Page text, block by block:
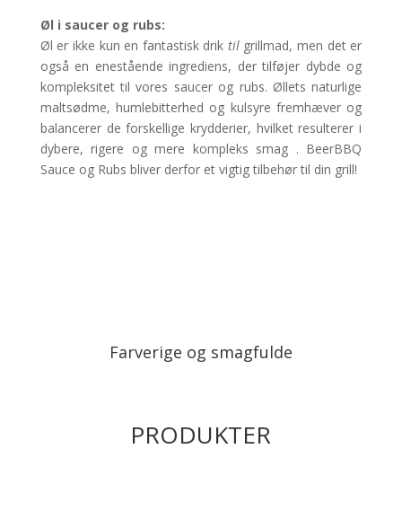
Øl i saucer og rubs:
Øl er ikke kun en fantastisk drik tilgrillmad, men det er
også en enestående ingrediens, der tilføjer dybde og
kompleksitet til vores saucer og rubs. Øllets naturlige
maltsødme, humlebitterhed og kulsyre fremhæver og
balancerer de forskellige krydderier, hvilket resulterer i
dybere, rigere og mere kompleks smag . BeerBBQ
Sauce og Rubs bliver derfor et vigtig tilbehør til din grill!
Farverige og smagfulde
PRODUKTER